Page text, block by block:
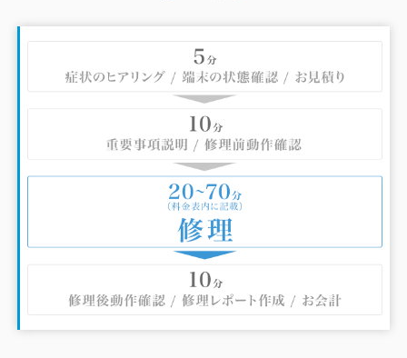
だけではなく、購入した端末の初期設定や機種変更時のデー
タ移行、アプリ設定、操作方法などのサポートも行っており
ますので、スマートフォンに関するお困りごとは、iCracked
Store ハンズ新宿 にご相談ください。
■ハンズ新宿へのアクセス
・公共交通機関をご利用の場合
JR「新宿駅」新南改札・ミライナタワー改札から徒歩2分
都営新宿線・都営大江戸線・京王新線「新宿駅」から徒歩5
分
東京メトロ副都心線「新宿三丁目駅」から徒歩3分（地下1
階地下鉄口直結）
バスタ新宿から徒歩2分